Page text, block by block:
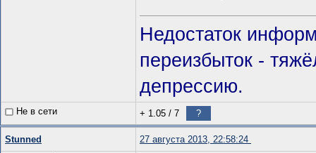
Недостаток
переизбыток -
депрессию.
Не в сети + 1.05 / 7 ?
Stunned 27 августа 2013, 22:58:24